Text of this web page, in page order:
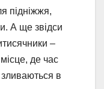
підніжжя,
А ще звідси
–
де час
в